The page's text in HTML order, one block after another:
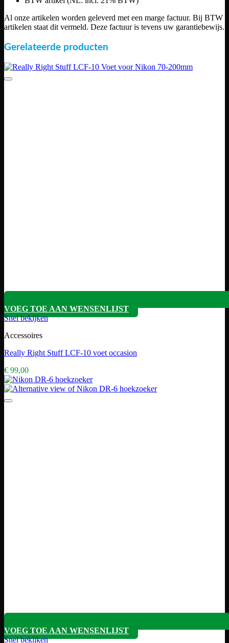
Al onze artikelen worden geleverd met een marge factuur. Bij BTW
artikelen staat dit vermeld. Deze factuur is tevens uw garantiebewijs.
Gerelateerde producten
VOEG TOE AAN WENSENLIJST
Snel bekijken
Accessoires
Really Right Stuff LCF-10 voet occasion
€ 99,00
VOEG TOE AAN WENSENLIJST
Snel bekijken